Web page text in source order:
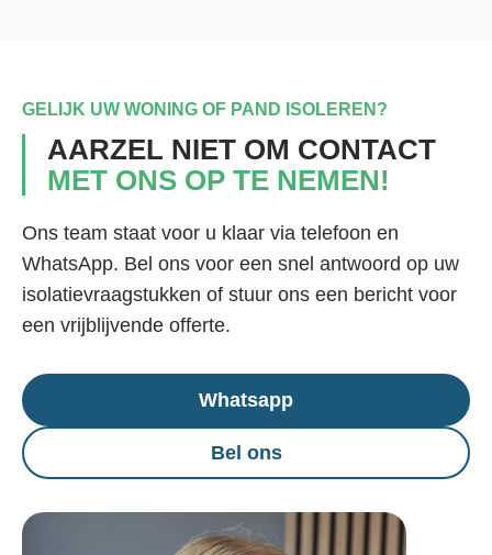
GELIJK UW WONING OF PAND ISOLEREN?
AARZEL NIET OM CONTACT
MET ONS OP TE NEMEN!
Ons team staat voor u klaar via telefoon en
WhatsApp. Bel ons voor een snel antwoord op uw
isolatievraagstukken of stuur ons een bericht voor
een vrijblijvende offerte.
Whatsapp
Bel ons